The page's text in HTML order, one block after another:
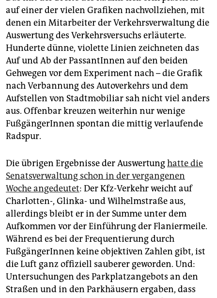
auf einer der vielen Grafiken nachvollziehen, mit
denen ein Mitarbeiter der Verkehrsverwaltung die
Auswertung des Verkehrsversuchs erläuterte.
Hunderte dünne, violette Linien zeichneten das
Auf und Ab der PassantInnen auf den beiden
Gehwegen vor dem Experiment nach – die Grafik
nach Verbannung des Autoverkehrs und dem
Aufstellen von Stadtmobiliar sah nicht viel anders
aus. Offenbar kreuzen weiterhin nur wenige
FußgängerInnen spontan die mittig verlaufende
Radspur.
Die übrigen Ergebnisse der Auswertunghatte die
Senatsverwaltung schon in der vergangenen
Woche angedeutet: Der Kfz-Verkehr weicht auf
Charlotten-, Glinka- und Wilhelmstraße aus,
allerdings bleibt er in der Summe unter dem
Aufkommen vor der Einführung der Flaniermeile.
Während es bei der Frequentierung durch
FußgängerInnen keine objektiven Zahlen gibt, ist
die Luft ganz offiziell sauberer geworden. Und:
Untersuchungen des Parkplatzangebots an den
Straßen und in den Parkhäusern ergaben, dass